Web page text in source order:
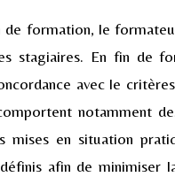
de formation, le
stagiaires. En fin de
avec le critères
notamment
mises en situation
afin de minimiser